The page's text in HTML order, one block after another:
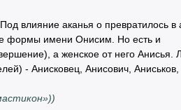
влияние аканья о превратилось в
формы имени Онисим. Но есть и
а женское от него Анисья.
- Анисковец, Анисович, Аниськов,